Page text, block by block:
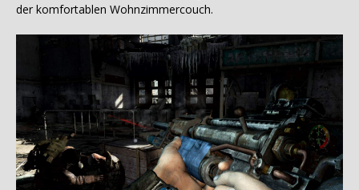
der komfortablen Wohnzimmercouch.